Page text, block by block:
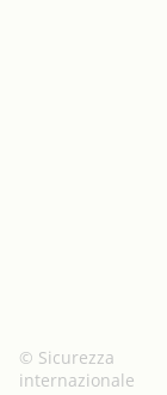
© Sicurezza
internazionale